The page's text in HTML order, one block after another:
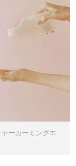
ーカーミングエ